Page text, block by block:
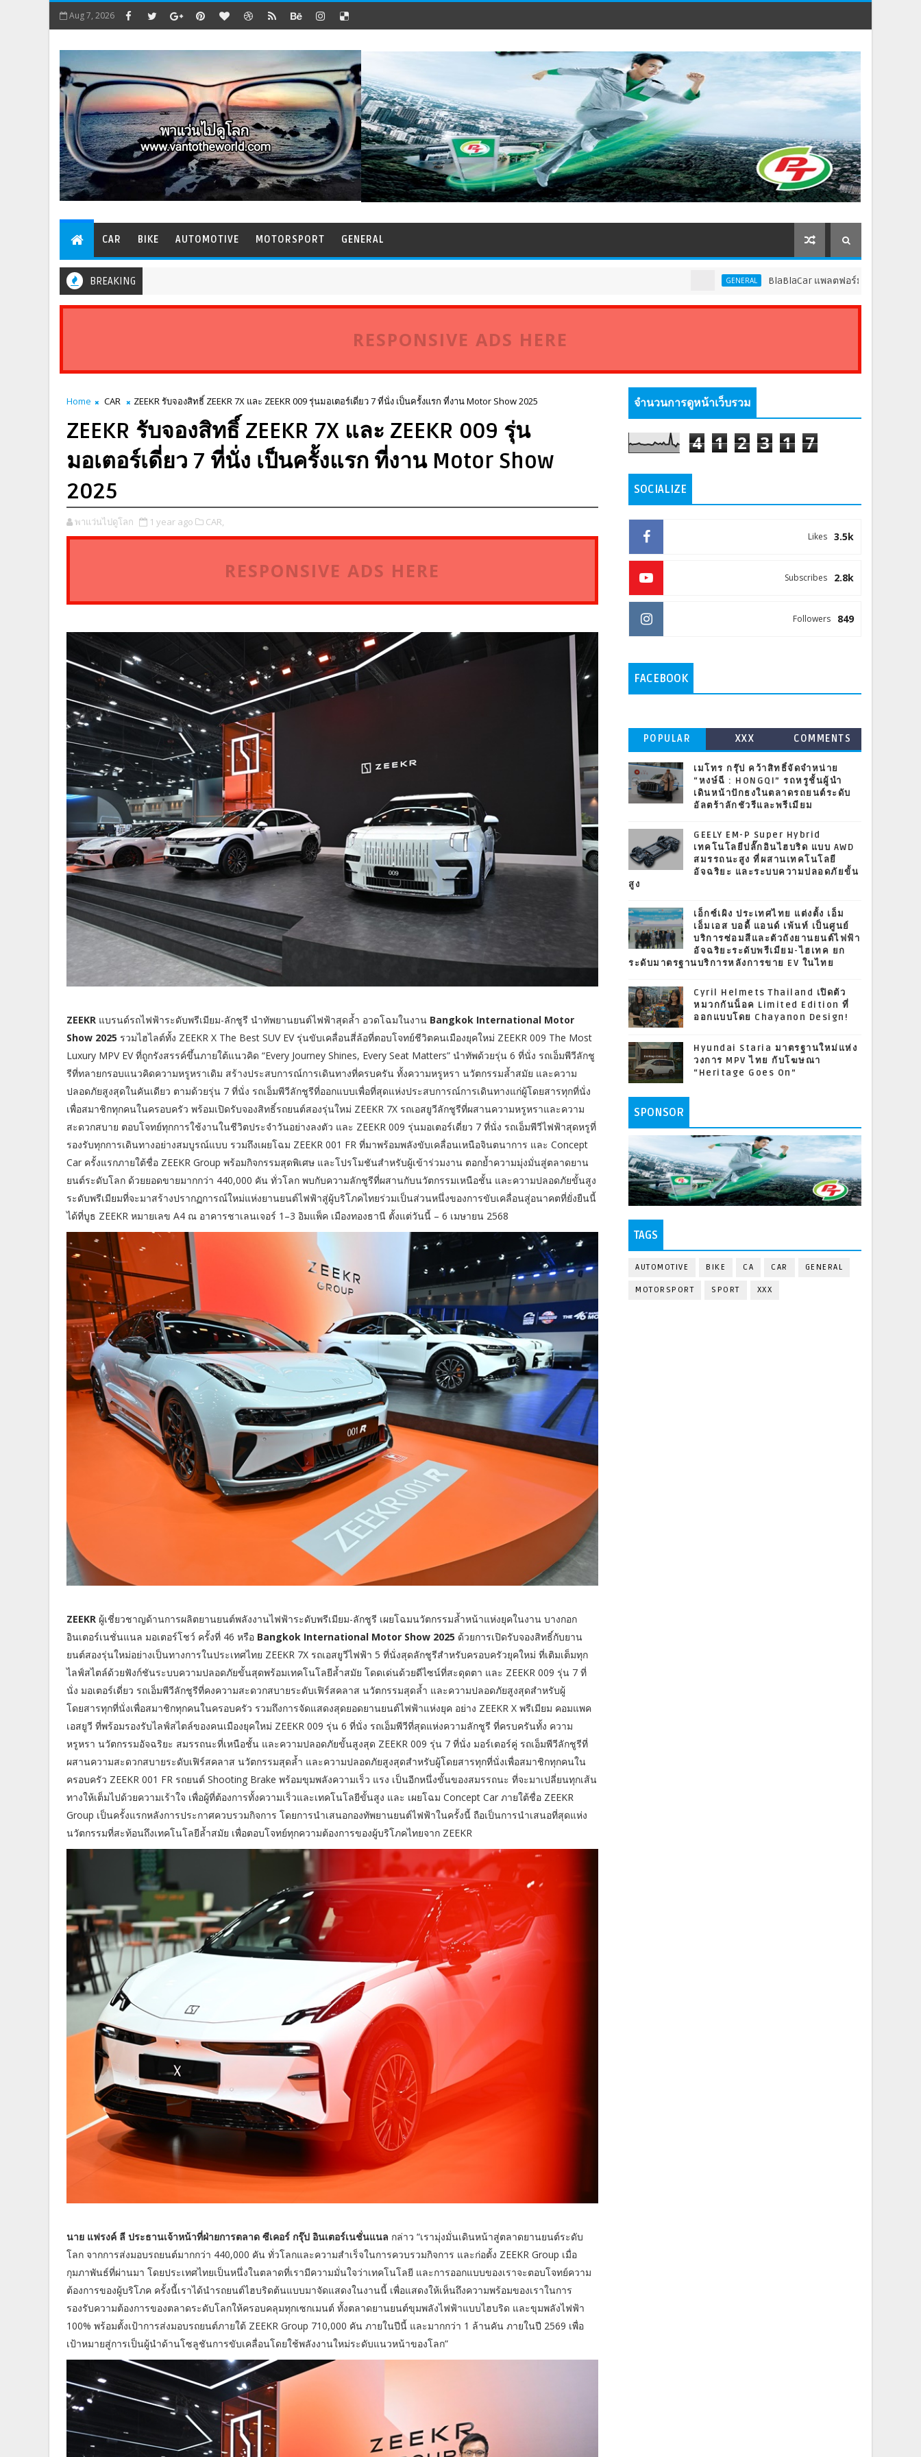
Aug 7, 2026
CAR BIKE AUTOMOTIVE MOTORSPORT GENERAL
BREAKING BlaBlaCar แพลตฟอร์มคาร์พูลชั้นนำระดับโลก ประ
RESPONSIVE ADS HERE
Home CAR ZEEKR รับจองสิทธิ์ ZEEKR 7X และ ZEEKR 009 รุ่นมอเตอร์เดี่ยว 7 ที่นั่ง เป็นครั้งแรก ที่งาน Motor Show 2025
ZEEKR รับจองสิทธิ์ ZEEKR 7X และ ZEEKR 009 รุ่น
มอเตอร์เดี่ยว 7 ที่นั่ง เป็นครั้งแรก ที่งาน Motor Show
2025
พาแว่นไปดูโลก 1 year ago CAR,
RESPONSIVE ADS HERE
ZEEKR แบรนด์รถไฟฟ้าระดับพรีเมียม-ลักชูรี นำทัพยานยนต์ไฟฟ้าสุดล้ำ อวดโฉมในงาน Bangkok International Motor
Show 2025 รวมไฮไลต์ทั้ง ZEEKR X The Best SUV EV รุ่นขับเคลื่อนสี่ล้อที่ตอบโจทย์ชีวิตคนเมืองยุคใหม่ ZEEKR 009 The Most
Luxury MPV EV ที่ถูกรังสรรค์ขึ้นภายใต้แนวคิด “Every Journey Shines, Every Seat Matters” นำทัพด้วยรุ่น 6 ที่นั่ง รถเอ็มพีวีลักชู
รีที่ทลายกรอบแนวคิดความหรูหราเดิม สร้างประสบการณ์การเดินทางที่ครบครัน ทั้งความหรูหรา นวัตกรรมล้ำสมัย และความ
ปลอดภัยสูงสุดในคันเดียว ตามด้วยรุ่น 7 ที่นั่ง รถเอ็มพีวีลักชูรีที่ออกแบบเพื่อที่สุดแห่งประสบการณ์การเดินทางแก่ผู้โดยสารทุกที่นั่ง
เพื่อสมาชิกทุกคนในครอบครัว พร้อมเปิดรับจองสิทธิ์รถยนต์สองรุ่นใหม่ ZEEKR 7X รถเอสยูวีลักชูรีที่ผสานความหรูหราและความ
สะดวกสบาย ตอบโจทย์ทุกการใช้งานในชีวิตประจำวันอย่างลงตัว และ ZEEKR 009 รุ่นมอเตอร์เดี่ยว 7 ที่นั่ง รถเอ็มพีวีไฟฟ้าสุดหรูที่
รองรับทุกการเดินทางอย่างสมบูรณ์แบบ รวมถึงเผยโฉม ZEEKR 001 FR ที่มาพร้อมพลังขับเคลื่อนเหนือจินตนาการ และ Concept
Car ครั้งแรกภายใต้ชื่อ ZEEKR Group พร้อมกิจกรรมสุดพิเศษ และโปรโมชันสำหรับผู้เข้าร่วมงาน ตอกย้ำความมุ่งมั่นสู่ตลาดยาน
ยนต์ระดับโลก ด้วยยอดขายมากกว่า 440,000 คัน ทั่วโลก พบกับความลักชูรีที่ผสานกับนวัตกรรมเหนือชั้น และความปลอดภัยขั้นสูง
ระดับพรีเมียมที่จะมาสร้างปรากฏการณ์ใหม่แห่งยานยนต์ไฟฟ้าสู่ผู้บริโภคไทยร่วมเป็นส่วนหนึ่งของการขับเคลื่อนสู่อนาคตที่ยั่งยืนนี้
ได้ที่บูธ ZEEKR หมายเลข A4 ณ อาคารชาเลนเจอร์ 1–3 อิมแพ็ค เมืองทองธานี ตั้งแต่วันนี้ – 6 เมษายน 2568
ZEEKR ผู้เชี่ยวชาญด้านการผลิตยานยนต์พลังงานไฟฟ้าระดับพรีเมียม-ลักชูรี เผยโฉมนวัตกรรมล้ำหน้าแห่งยุคในงาน บางกอก
อินเตอร์เนชั่นแนล มอเตอร์โชว์ ครั้งที่ 46 หรือ Bangkok International Motor Show 2025 ด้วยการเปิดรับจองสิทธิ์กับยาน
ยนต์สองรุ่นใหม่อย่างเป็นทางการในประเทศไทย ZEEKR 7X รถเอสยูวีไฟฟ้า 5 ที่นั่งสุดลักชูรีสำหรับครอบครัวยุคใหม่ ที่เติมเต็มทุก
ไลฟ์สไตล์ด้วยฟังก์ชันระบบความปลอดภัยขั้นสุดพร้อมเทคโนโลยีล้ำสมัย โดดเด่นด้วยดีไซน์ที่สะดุดตา และ ZEEKR 009 รุ่น 7 ที่
นั่ง มอเตอร์เดี่ยว รถเอ็มพีวีลักชูรีที่คงความสะดวกสบายระดับเฟิร์สคลาส นวัตกรรมสุดล้ำ และความปลอดภัยสูงสุดสำหรับผู้
โดยสารทุกที่นั่งเพื่อสมาชิกทุกคนในครอบครัว รวมถึงการจัดแสดงสุดยอดยานยนต์ไฟฟ้าแห่งยุค อย่าง ZEEKR X พรีเมียม คอมแพค
เอสยูวี ที่พร้อมรองรับไลฟ์สไตล์ของคนเมืองยุคใหม่ ZEEKR 009 รุ่น 6 ที่นั่ง รถเอ็มพีวีที่สุดแห่งความลักชูรี ที่ครบครันทั้ง ความ
หรูหรา นวัตกรรมอัจฉริยะ สมรรถนะที่เหนือชั้น และความปลอดภัยขั้นสูงสุด ZEEKR 009 รุ่น 7 ที่นั่ง มอร์เตอร์คู่ รถเอ็มพีวีลักชูรีที่
ผสานความสะดวกสบายระดับเฟิร์สคลาส นวัตกรรมสุดล้ำ และความปลอดภัยสูงสุดสำหรับผู้โดยสารทุกที่นั่งเพื่อสมาชิกทุกคนใน
ครอบครัว ZEEKR 001 FR รถยนต์ Shooting Brake พร้อมขุมพลังความเร็ว แรง เป็นอีกหนึ่งขั้นของสมรรถนะ ที่จะมาเปลี่ยนทุกเส้น
ทางให้เต็มไปด้วยความเร้าใจ เพื่อผู้ที่ต้องการทั้งความเร็วและเทคโนโลยีขั้นสูง และ เผยโฉม Concept Car ภายใต้ชื่อ ZEEKR
Group เป็นครั้งแรกหลังการประกาศควบรวมกิจการ โดยการนำเสนอกองทัพยานยนต์ไฟฟ้าในครั้งนี้ ถือเป็นการนำเสนอที่สุดแห่ง
นวัตกรรมที่สะท้อนถึงเทคโนโลยีล้ำสมัย เพื่อตอบโจทย์ทุกความต้องการของผู้บริโภคไทยจาก ZEEKR
นาย แฟรงค์ ลี ประธานเจ้าหน้าที่ฝ่ายการตลาด ซีเคอร์ กรุ๊ป อินเตอร์เนชั่นแนล กล่าว “เรามุ่งมั่นเดินหน้าสู่ตลาดยานยนต์ระดับ
โลก จากการส่งมอบรถยนต์มากกว่า 440,000 คัน ทั่วโลกและความสำเร็จในการควบรวมกิจการ และก่อตั้ง ZEEKR Group เมื่อ
กุมภาพันธ์ที่ผ่านมา โดยประเทศไทยเป็นหนึ่งในตลาดที่เรามีความมั่นใจว่าเทคโนโลยี และการออกแบบของเราจะตอบโจทย์ความ
ต้องการของผู้บริโภค ครั้งนี้เราได้นำรถยนต์ไฮบริดต้นแบบมาจัดแสดงในงานนี้ เพื่อแสดงให้เห็นถึงความพร้อมของเราในการ
รองรับความต้องการของตลาดระดับโลกให้ครอบคลุมทุกเซกเมนต์ ทั้งตลาดยานยนต์ขุมพลังไฟฟ้าแบบไฮบริด และขุมพลังไฟฟ้า
100% พร้อมตั้งเป้าการส่งมอบรถยนต์ภายใต้ ZEEKR Group 710,000 คัน ภายในปีนี้ และมากกว่า 1 ล้านคัน ภายในปี 2569 เพื่อ
เป้าหมายสู่การเป็นผู้นำด้านโซลูชันการขับเคลื่อนโดยใช้พลังงานใหม่ระดับแนวหน้าของโลก”
จำนวนการดูหน้าเว็บรวม
4 1 2 3 1 7
SOCIALIZE
3.5k
Likes
2.8k
Subscribes
849
Followers
FACEBOOK
POPULAR XXX COMMENTS
เมโทร กรุ๊ป คว้าสิทธิ์จัดจำหน่าย
“หงษ์ฉี : HONGQI” รถหรูชั้นผู้นำ
เดินหน้าปักธงในตลาดรถยนต์ระดับ
อัลตร้าลักชัวรีและพรีเมียม
GEELY EM-P Super Hybrid
เทคโนโลยีปลั๊กอินไฮบริด แบบ AWD
สมรรถนะสูง ที่ผสานเทคโนโลยี
อัจฉริยะ และระบบความปลอดภัยขั้น
สูง
เอ็กซ์เผิง ประเทศไทย แต่งตั้ง เอ็ม
เอ็มเอส บอดี้ แอนด์ เพ้นท์ เป็นศูนย์
บริการซ่อมสีและตัวถังยานยนต์ไฟฟ้า
อัจฉริยะระดับพรีเมียม-ไฮเทค ยก
ระดับมาตรฐานบริการหลังการขาย EV ในไทย
Cyril Helmets Thailand เปิดตัว
หมวกกันน็อค Limited Edition ที่
ออกแบบโดย Chayanon Design!
Hyundai Staria มาตรฐานใหม่แห่ง
วงการ MPV ไทย กับโฆษณา
“Heritage Goes On”
SPONSOR
TAGS
AUTOMOTIVE BIKE CA CAR GENERAL
MOTORSPORT SPORT XXX